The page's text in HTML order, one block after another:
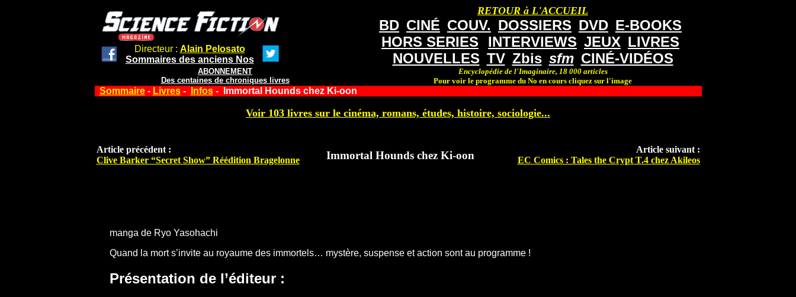
Directeur : Alain Pelosato
Sommaires des anciens Nos
ABONNEMENT
Des centaines de chroniques livres
RETOUR à L'ACCUEIL
BD CINÉ COUV. DOSSIERS DVD E-BOOKS
HORS SERIES
INTERVIEWS JEUX LIVRES
NOUVELLES TV Zbis sfm CINÉ-VIDÉOS
Encyclopédie de l'Imaginaire, 18 000 articles
Pour voir le programme du No en cours cliquez sur l'image
Sommaire- Livres- Infos- Immortal Hounds chez Ki-oon
Voir 103 livres sur le cinéma, romans, études, histoire, sociologie...
Article précédent :
Clive Barker “Secret Show” Réédition Bragelonne
Immortal Hounds chez Ki-oon
Article suivant :
EC Comics : Tales the Crypt T.4 chez Akileos
manga de Ryo Yasohachi
Quand la mort s’invite au royaume des immortels… mystère, suspense et action sont au programme !
Présentation de l’éditeur :